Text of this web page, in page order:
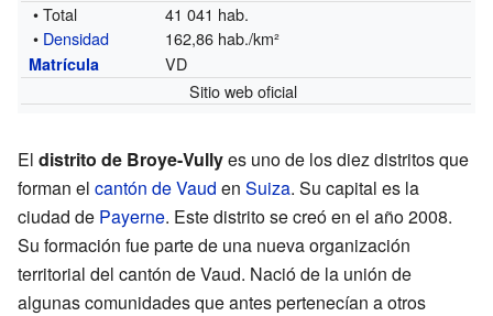
• Total
41 041 hab.
• Densidad 162,86 hab./km²
Matrícula
VD
Sitio web oficial
El distrito de Broye-Vullyes uno de los diez distritos que
forman el cantón de Vaud en Suiza. Su capital es la
ciudad de Payerne. Este distrito se creó en el año 2008.
Su formación fue parte de una nueva organización
territorial del cantón de Vaud. Nació de la unión de
algunas comunidades que antes pertenecían a otros